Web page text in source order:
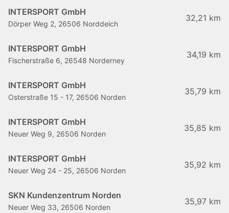
INTERSPORT GmbH
Dörper Weg 2, 26506 Norddeich
32,21 km
INTERSPORT GmbH
Fischerstraße 6, 26548 Norderney
34,19 km
INTERSPORT GmbH
Osterstraße 15 - 17, 26506 Norden
35,79 km
INTERSPORT GmbH
Neuer Weg 9, 26506 Norden
35,85 km
INTERSPORT GmbH
Neuer Weg 24 - 25, 26506 Norden
35,92 km
SKN Kundenzentrum Norden
Neuer Weg 33, 26506 Norden
35,97 km